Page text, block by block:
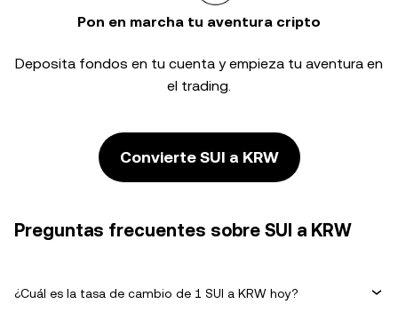
Pon en marcha tu aventura cripto
Deposita fondos en tu cuenta y empieza tu aventura en
el trading.
Convierte SUI a KRW
Preguntas frecuentes sobre SUI a KRW
¿Cuál es la tasa de cambio de 1 SUI a KRW hoy?